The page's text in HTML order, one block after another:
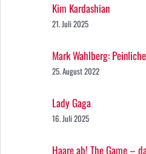
Kim Kardashian
21. Juli 2025
Mark Wahlberg:
25. August 2022
Lady Gaga
16. Juli 2025
Haare ab! The Game –